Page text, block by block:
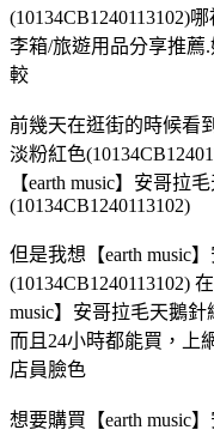
(10134CB1240113102)
李箱/旅遊用品分享推薦
較
前幾天在逛街的時候看
淡粉紅色
【earth music】安哥拉
(10134CB1240113102)
但是我想【earth music
(10134CB1240113102)
music】安哥拉毛天鵝針
而且24小時都能買，上
店員臉色
想要購買【earth music